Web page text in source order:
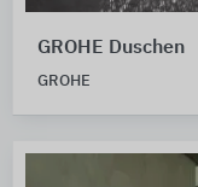
GROHE Duschen
GROHE